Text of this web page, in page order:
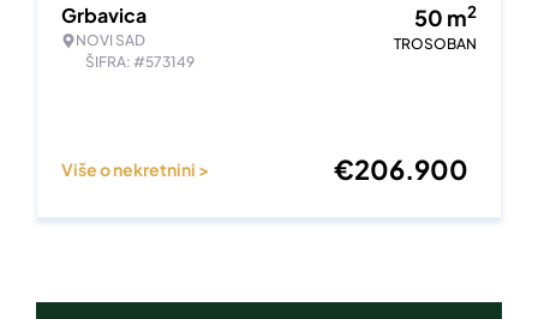
Grbavica
NOVI SAD
ŠIFRA: #573149
50 m2
TROSOBAN
Više o nekretnini > €206.900